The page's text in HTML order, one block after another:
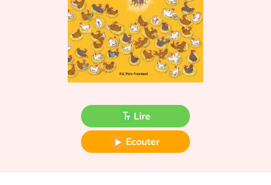
Fable, mythe, littérature et poésie
Princesses et princes, rois, reines et dragons
Ogres, monstres et sorcières
Écologie, nature, saisons
Lire
Ecouter